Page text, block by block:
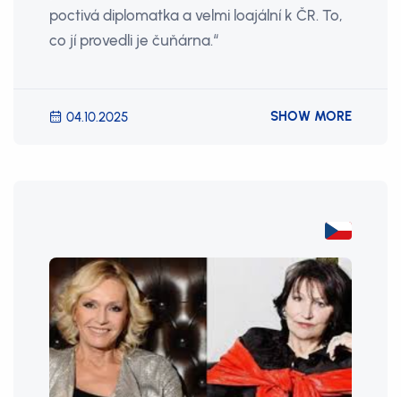
poctivá diplomatka a velmi loajální k ČR. To,
co jí provedli je čuňárna.“
04.10.2025 SHOW MORE